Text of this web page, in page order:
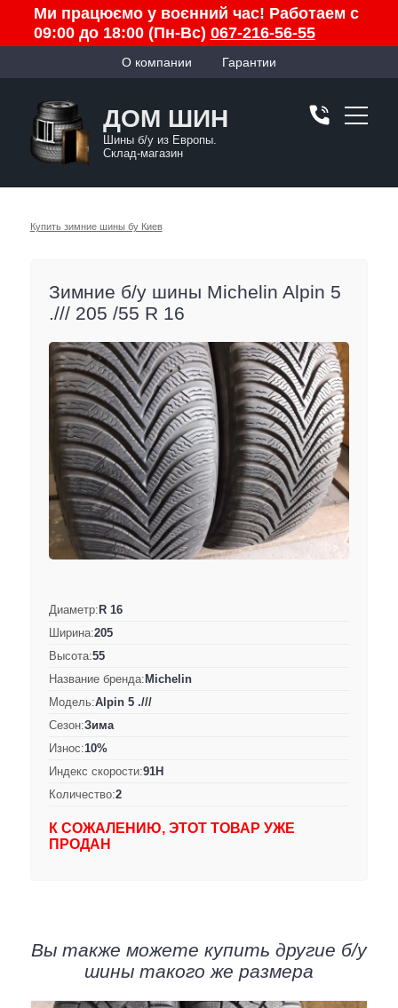
Ми працюємо у воєнний час! Работаем с
09:00 до 18:00 (Пн-Вс) 067-216-56-55
О компании Гарантии
ДОМ ШИН
Шины б/у из Европы.
Склад-магазин
Купить зимние шины бу Киев
Зимние б/у шины Michelin Alpin 5
./// 205 /55 R 16
Диаметр:R 16
Ширина:205
Высота:55
Название бренда:Michelin
Модель:Alpin 5 .///
Сезон:Зима
Износ:10%
Индекс скорости:91H
Количество:2
К СОЖАЛЕНИЮ, ЭТОТ ТОВАР УЖЕ
ПРОДАН
Вы также можете купить другие б/у
шины такого же размера